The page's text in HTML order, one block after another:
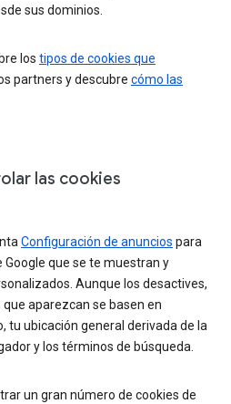
sus dominios.
los tipos de cookies que
partners y descubre cómo las
las cookies
Configuración de anuncios para
que se te muestran y
Aunque los desactives,
aparezcan se basen en
tu ubicación general derivada de la
y los términos de búsqueda.
un gran número de cookies de